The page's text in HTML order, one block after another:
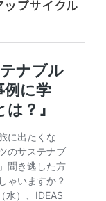
プサイクル